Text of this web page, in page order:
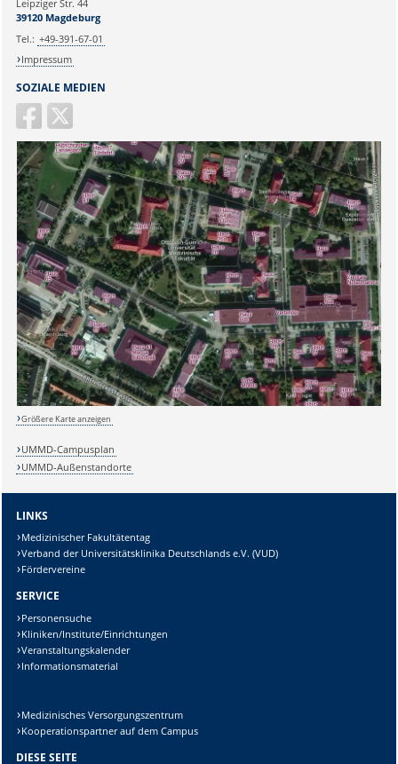
Sicherheitsabfrage:
Lösung:
SOZIALE MEDIEN
Leipziger Str. 44
39120 Magdeburg
Tel.: +49-391-67-01
Impressum
Größere Karte anzeigen
UMMD-Campusplan
UMMD-Außenstandorte
LINKS
Medizinischer Fakultätentag
Verband der Universitätsklinika Deutschlands e.V. (VUD)
Fördervereine
SERVICE
Personensuche
Kliniken/Institute/Einrichtungen
Veranstaltungskalender
Informationsmaterial
Medizinisches Versorgungszentrum
Kooperationspartner auf dem Campus
DIESE SEITE